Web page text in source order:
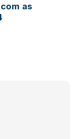
com as